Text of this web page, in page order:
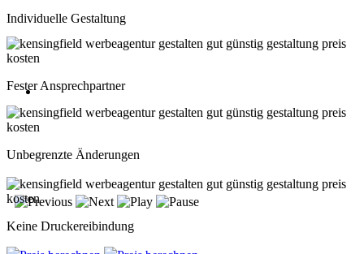
Schweiz: 043 508 66 63
Montag-Freitag 10:00-18:00 Uhr
Beratung oder Rückruf anfordern
Montag-Freitag 10:00-18:00 Uhr
Individuelle Gestaltung
Fester Ansprechpartner
Unbegrenzte Änderungen
Keine Druckereibindung